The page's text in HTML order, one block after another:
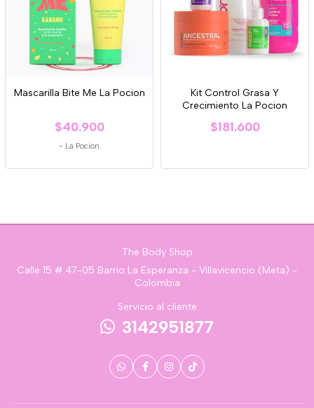
Mascarilla Bite Me La Pocion
$40.900
- La Pocion
Kit Control Grasa Y
Crecimiento La Pocion
$181.600
The Body Shop
Calle 15 # 47-05 Barrio La Esperanza - Villavicencio (Meta) -
Colombia
Servicio al cliente
3142951877